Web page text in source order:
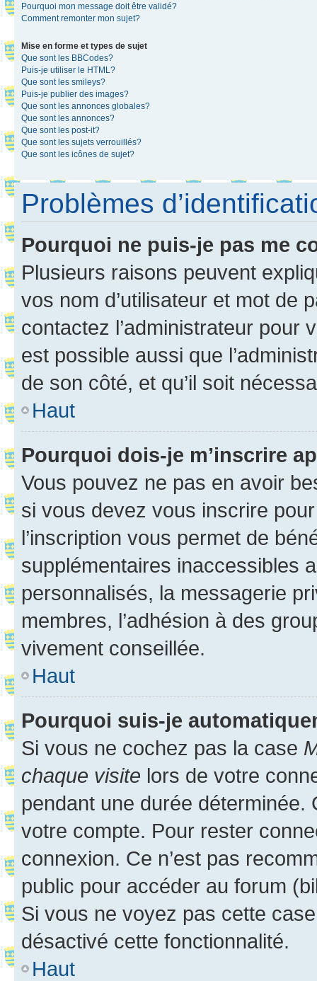
Pourquoi mon message doit être validé?
Comment remonter mon sujet?
Mise en forme et types de sujet
Que sont les BBCodes?
Puis-je utiliser le HTML?
Que sont les smileys?
Puis-je publier des images?
Que sont les annonces globales?
Que sont les annonces?
Que sont les post-it?
Que sont les sujets verrouillés?
Que sont les icônes de sujet?
Problèmes
Pourquoi ne puis-je pas me
Plusieurs raisons peuvent
vos nom d’utilisateur et mot de
contactez l’administrateur pour
est possible aussi que
de son côté, et qu’il soit
Haut
Pourquoi dois-je m’inscrire
Vous pouvez ne pas en avoir
si vous devez vous inscrire
l’inscription vous permet de
supplémentaires inaccessibles
personnalisés, la messagerie
membres, l’adhésion à des
vivement conseillée.
Haut
Pourquoi suis-je
Si vous ne cochez pas la case
chaque visite lors de votre
pendant une durée déterminée.
votre compte. Pour rester
connexion. Ce n’est pas
public pour accéder au forum
Si vous ne voyez pas cette
désactivé cette fonctionnalité.
Haut